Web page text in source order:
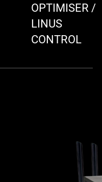
OPTIMISER /
LINUS
CONTROL